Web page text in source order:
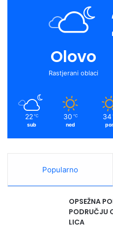
Olovo
Rastjerani oblaci
22 ℃
sub
30 ℃
ned
34
Popularno
OPSEŽNA
PODRUČJU
LICA